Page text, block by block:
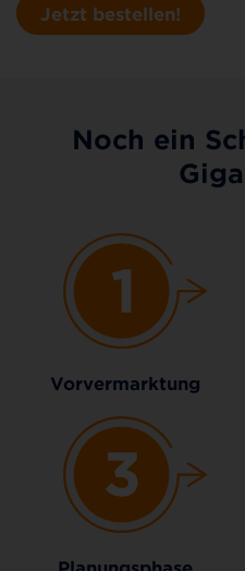
Jetzt bestellen!
Noch ein
Vorvermarktung